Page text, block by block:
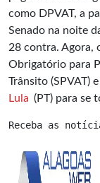
como DPVAT, a
Senado na noite
28 contra. Agora,
Obrigatório para
Trânsito (SPVAT)
Lula (PT) para se
Receba as